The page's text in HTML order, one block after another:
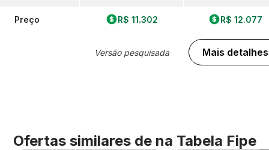
Preço R$ 11.302
Versão pesquisada
R$ 12.077
Mais detalhes
Ofertas similares de na Tabela Fipe